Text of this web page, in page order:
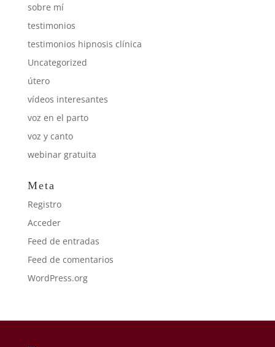
sobre mí
testimonios
testimonios hipnosis clínica
Uncategorized
útero
vídeos interesantes
voz en el parto
voz y canto
webinar gratuita
Meta
Registro
Acceder
Feed de entradas
Feed de comentarios
WordPress.org